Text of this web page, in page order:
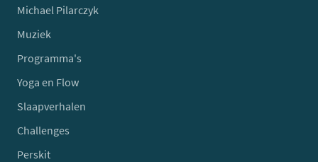
Michael Pilarczyk
Muziek
Programma's
Yoga en Flow
Slaapverhalen
Challenges
Perskit